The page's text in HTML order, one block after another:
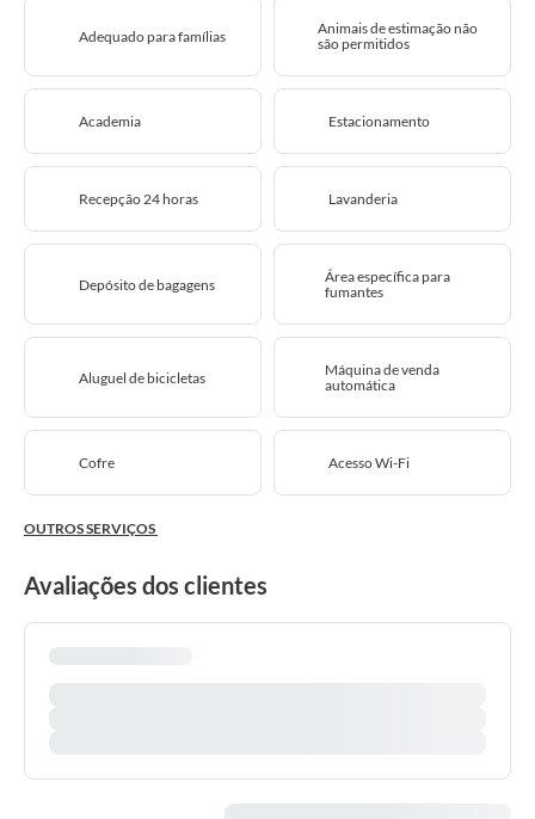
Adequado para famílias
Animais de estimação não
são permitidos
Academia Estacionamento
Recepção 24 horas Lavanderia
Depósito de bagagens
Área específica para
fumantes
Aluguel de bicicletas
Máquina de venda
automática
Cofre Acesso Wi-Fi
OUTROS SERVIÇOS
Avaliações dos clientes